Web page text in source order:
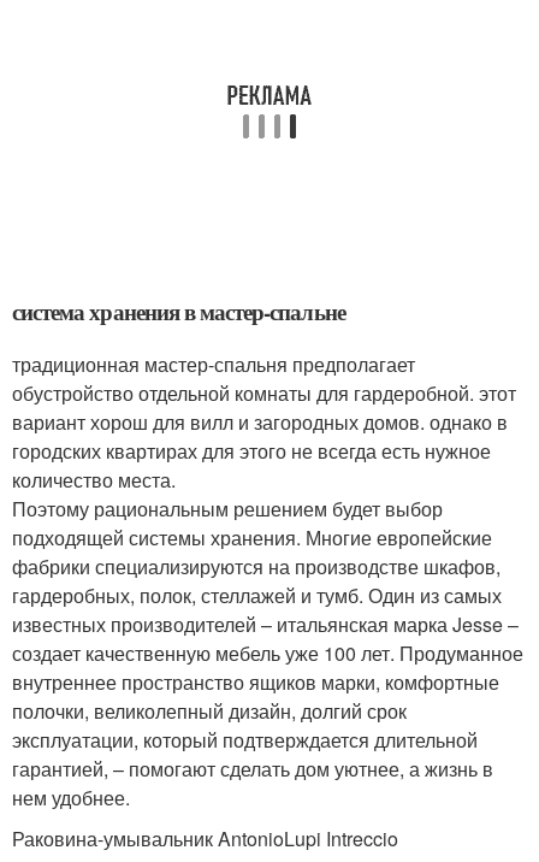
система хранения в мастер-спальне
традиционная мастер-спальня предполагает
обустройство отдельной комнаты для гардеробной. этот
вариант хорош для вилл и загородных домов. однако в
городских квартирах для этого не всегда есть нужное
количество места.
Поэтому рациональным решением будет выбор
подходящей системы хранения. Многие европейские
фабрики специализируются на производстве шкафов,
гардеробных, полок, стеллажей и тумб. Один из самых
известных производителей – итальянская марка Jesse –
создает качественную мебель уже 100 лет. Продуманное
внутреннее пространство ящиков марки, комфортные
полочки, великолепный дизайн, долгий срок
эксплуатации, который подтверждается длительной
гарантией, – помогают сделать дом уютнее, а жизнь в
нем удобнее.
Раковина-умывальник AntonioLupi Intreccio